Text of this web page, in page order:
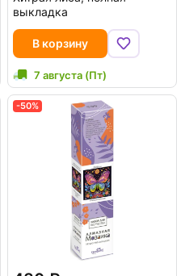
выкладка
В корзину
7 августа (Пт)
-50%